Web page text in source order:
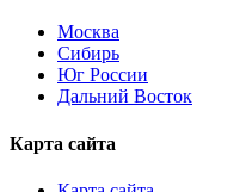
Москва
Сибирь
Юг России
Дальний Восток
Карта сайта